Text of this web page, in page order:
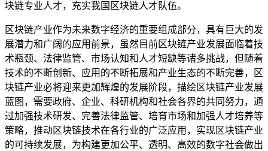
块链专业人才，充实我国区块链人才队伍。
区块链产业作为未来数字经济的重要组成部分，具有巨大的发
展潜力和广阔的应用前景，虽然目前区块链产业发展面临着技
术瓶颈、法律监管、市场认知和人才短缺等诸多挑战，但随着
技术的不断创新、应用的不断拓展和产业生态的不断完善，区
块链产业必将迎来更加辉煌的发展阶段，描绘区块链产业发展
蓝图，需要政府、企业、科研机构和社会各界的共同努力，通
过加强技术研发、完善法律监管、培育市场和加强人才培养等
策略，推动区块链技术在各行业的广泛应用，实现区块链产业
的可持续发展，为构建更加公平、透明、高效的数字社会做出